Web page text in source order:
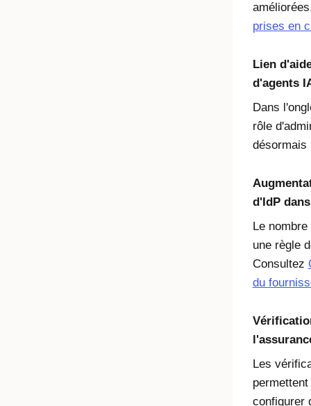
prises en
Lien
d'agents
Dans
rôle
d'IdP
Le
une règle
Consultez
du
Les
configurer